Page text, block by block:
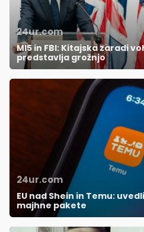
24ur.com
MI5 in FBI: Kitajska zaradi
predstavlja grožnjo
24ur.com
EU nad Shein in Temu:
majhne pakete